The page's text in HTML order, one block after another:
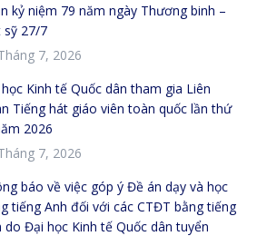
kỷ niệm 79 năm ngày Thương binh –
sỹ 27/7
7, 2026
Kinh tế Quốc dân tham gia Liên
Tiếng hát giáo viên toàn quốc lần thứ
2026
7, 2026
báo về việc góp ý Đề án dạy và học
tiếng Anh đối với các CTĐT bằng tiếng
do Đại học Kinh tế Quốc dân tuyển